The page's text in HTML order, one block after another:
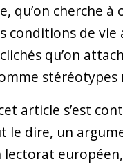
qu’on cherche à
conditions de vie
qu’on
stéréotypes
article s’est
le dire, un
lectorat